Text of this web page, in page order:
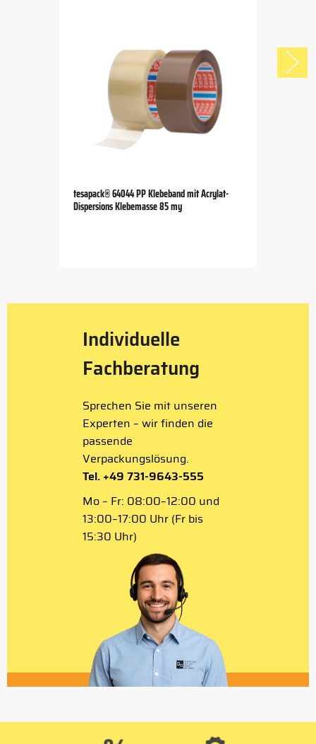
tesapack® 64044 PP Klebeband mit Acrylat-
Dispersions Klebemasse 85 my
Individuelle
Fachberatung
Sprechen Sie mit unseren
Experten – wir finden die
passende
Verpackungslösung.
Tel. +49 731-9643-555
Mo – Fr: 08:00–12:00 und
13:00–17:00 Uhr (Fr bis
15:30 Uhr)